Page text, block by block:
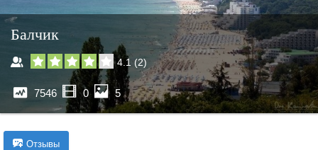
Балчик
4.1 (2)
7546 0 5
Отзывы